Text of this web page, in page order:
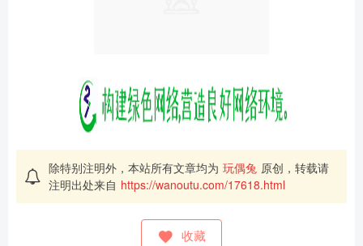
除特别注明外，本站所有文章均为 玩偶兔 原创，转载请
注明出处来自 https://wanoutu.com/17618.html
收藏